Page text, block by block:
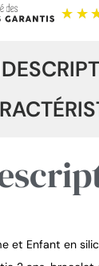
et Enfant en